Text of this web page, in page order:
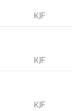
KJF
KJF
KJF